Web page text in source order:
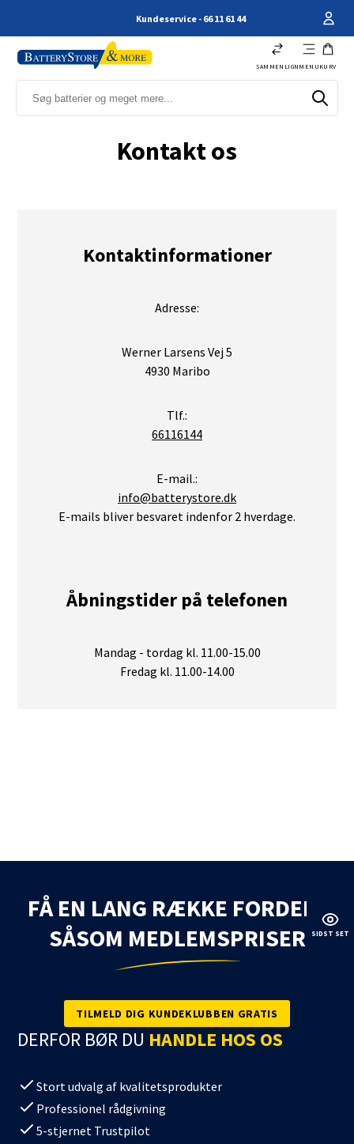
Kundeservice - 66 11 61 44
SAMMENLIGN MENU KURV
Kontakt os
Kontaktinformationer
Adresse:
Werner Larsens Vej 5
4930 Maribo
Tlf.:
66116144
E-mail.:
info@batterystore.dk
E-mails bliver besvaret indenfor 2 hverdage.
Åbningstider på telefonen
Mandag - tordag kl. 11.00-15.00
Fredag kl. 11.00-14.00
FÅ EN LANG RÆKKE FORDELE
SÅSOM MEDLEMSPRISER
TILMELD DIG KUNDEKLUBBEN GRATIS
DERFOR BØR DU HANDLE HOS OS
Stort udvalg af kvalitetsprodukter
Professionel rådgivning
5-stjernet Trustpilot
SIDST SET